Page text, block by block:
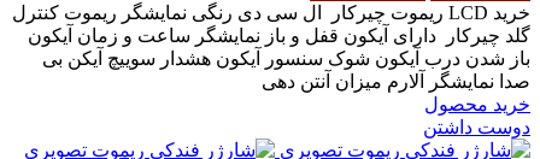
خرید LCD ریموت چیرکار ال سی دی رنگی نمایشگر ریموت کنترل
گلد چیرکار دارای آیکون قفل و باز نمایشگر ساعت و زمان آیکون
باز شدن درب آیکون شوک سنسور آیکون هشدار سوییچ آیکن بی
صدا نمایشگر آلارم میزان آنتن دهی
خرید محصول
دوست داشتن